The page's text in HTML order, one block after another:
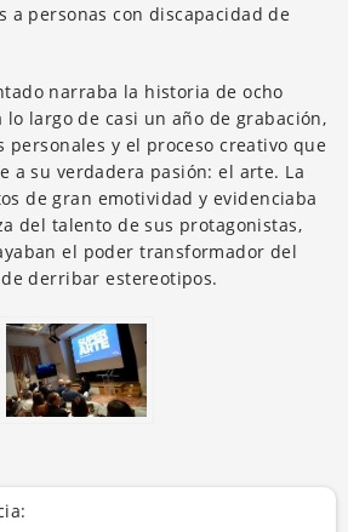
a personas con discapacidad de
narraba la historia de ocho
largo de casi un año de grabación,
personales y el proceso creativo que
a su verdadera pasión: el arte. La
de gran emotividad y evidenciaba
del talento de sus protagonistas,
el poder transformador del
derribar estereotipos.